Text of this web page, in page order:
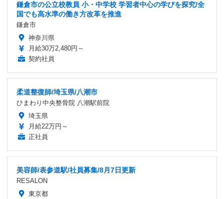
鎌倉市の公立校教員 小・中学校 学習者中心の学びを探究/全
国でも高水準の働き方改革を推進
鎌倉市
神奈川県
月給30万2,480円～
契約社員
柔道整復師/埼玉県/八潮市
ひまわり中央整骨院 八潮駅前院
埼玉県
月給22万円～
正社員
美容師/表参道駅/社員募集/8月7日更新
RESALON
東京都